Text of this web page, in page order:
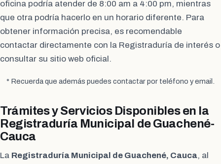
oficina podría atender de 8:00 am a 4:00 pm, mientras
que otra podría hacerlo en un horario diferente. Para
obtener información precisa, es recomendable
contactar directamente con la Registraduría de interés o
consultar su sitio web oficial.
* Recuerda que además puedes contactar por teléfono y email.
Trámites y Servicios Disponibles en la
Registraduría Municipal de Guachené-
Cauca
La Registraduría Municipal de Guachené, Cauca, al